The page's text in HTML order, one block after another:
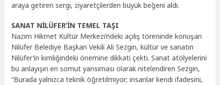
araya getiren sergi, ziyaretçilerden büyük beğeni aldı.
SANAT NİLÜFER’İN TEMEL TAŞI
Nazım Hikmet Kültür Merkezi’ndeki açılış töreninde konuşan
Nilüfer Belediye Başkan Vekili Ali Sezgin, kültür ve sanatın
Nilüfer’in kimliğindeki önemine dikkati çekti. Sanat atölyelerini
bu anlayışın en somut yansıması olarak nitelendiren Sezgin,
“Burada yalnızca teknik öğretilmiyor; insanlar kendi ifadesini,